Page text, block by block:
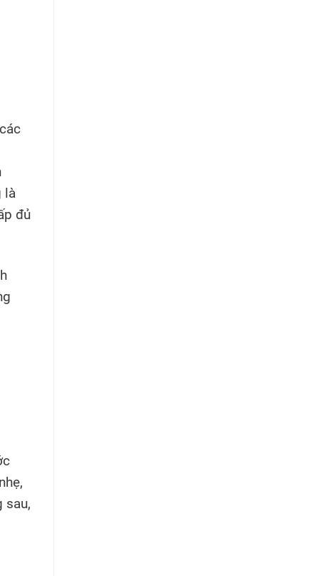
là
đủ
sau,